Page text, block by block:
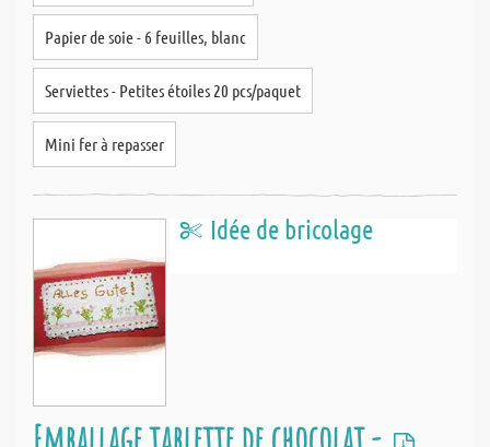
Papier de soie - 6 feuilles, blanc
Serviettes - Petites étoiles 20 pcs/paquet
Mini fer à repasser
Idée de bricolage